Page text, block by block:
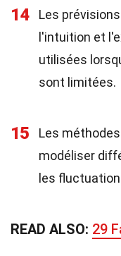
14
Les
l'intuition et
utilisées
sont limitées.
15
Les
modéliser
les
READ ALSO: 29